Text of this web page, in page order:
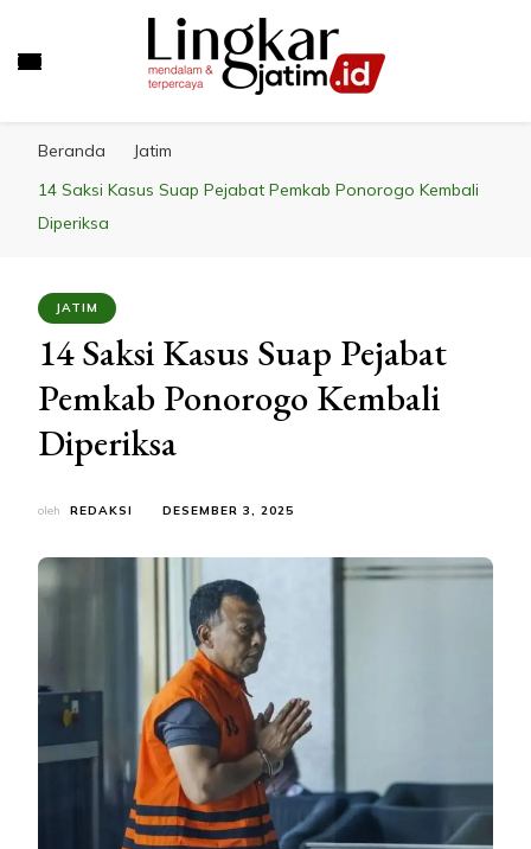
Beranda
Jatim
14 Saksi Kasus Suap Pejabat Pemkab Ponorogo Kembali
Diperiksa
JATIM
14 Saksi Kasus Suap Pejabat
Pemkab Ponorogo Kembali
Diperiksa
oleh REDAKSI DESEMBER 3, 2025